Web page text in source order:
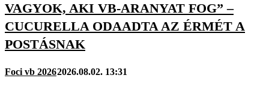
VAGYOK, AKI VB-ARANYAT FOG” –
CUCURELLA ODAADTA AZ ÉRMÉT A
POSTÁSNAK
Foci vb 20262026.08.02. 13:31